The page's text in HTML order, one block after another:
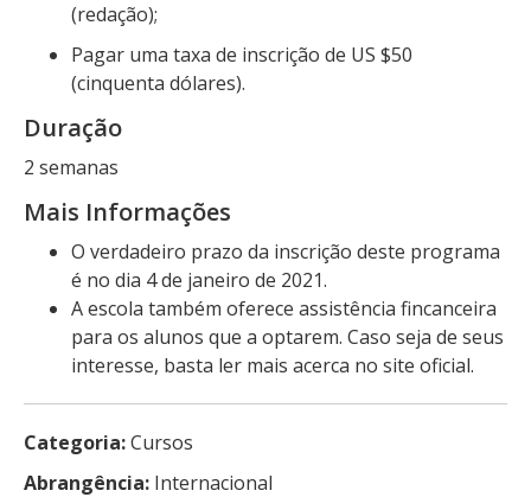
(redação);
Pagar uma taxa de inscrição de US $50
(cinquenta dólares).
Duração
2 semanas
Mais Informações
O verdadeiro prazo da inscrição deste programa
é no dia 4 de janeiro de 2021.
A escola também oferece assistência fincanceira
para os alunos que a optarem. Caso seja de seus
interesse, basta ler mais acerca no site oficial.
Categoria:Cursos
Abrangência: Internacional